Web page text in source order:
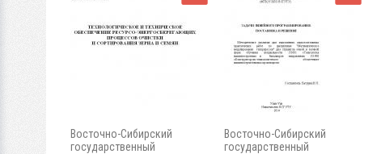
Восточно-Сибирский
государственный
Восточно-Сибирский
государственный